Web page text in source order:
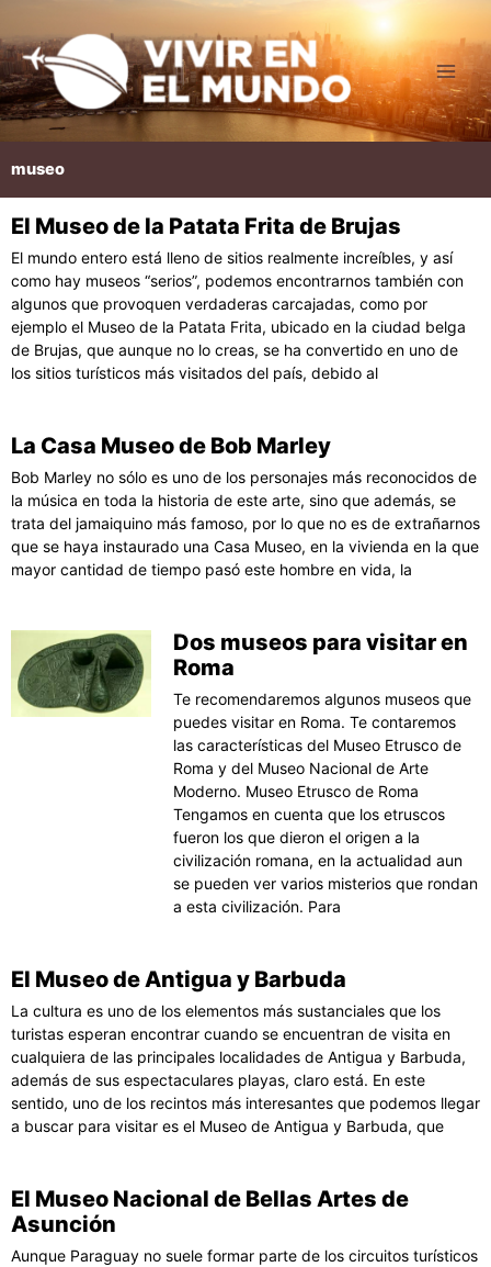
al
contenido
museo
El Museo de la Patata Frita de Brujas
El mundo entero está lleno de sitios realmente increíbles, y así
como hay museos “serios”, podemos encontrarnos también con
algunos que provoquen verdaderas carcajadas, como por
ejemplo el Museo de la Patata Frita, ubicado en la ciudad belga
de Brujas, que aunque no lo creas, se ha convertido en uno de
los sitios turísticos más visitados del país, debido al
La Casa Museo de Bob Marley
Bob Marley no sólo es uno de los personajes más reconocidos de
la música en toda la historia de este arte, sino que además, se
trata del jamaiquino más famoso, por lo que no es de extrañarnos
que se haya instaurado una Casa Museo, en la vivienda en la que
mayor cantidad de tiempo pasó este hombre en vida, la
Dos museos para visitar en
Roma
Te recomendaremos algunos museos que
puedes visitar en Roma. Te contaremos
las características del Museo Etrusco de
Roma y del Museo Nacional de Arte
Moderno. Museo Etrusco de Roma
Tengamos en cuenta que los etruscos
fueron los que dieron el origen a la
civilización romana, en la actualidad aun
se pueden ver varios misterios que rondan
a esta civilización. Para
El Museo de Antigua y Barbuda
La cultura es uno de los elementos más sustanciales que los
turistas esperan encontrar cuando se encuentran de visita en
cualquiera de las principales localidades de Antigua y Barbuda,
además de sus espectaculares playas, claro está. En este
sentido, uno de los recintos más interesantes que podemos llegar
a buscar para visitar es el Museo de Antigua y Barbuda, que
El Museo Nacional de Bellas Artes de
Asunción
Aunque Paraguay no suele formar parte de los circuitos turísticos
PáginaPáginaPáginaPáginaPágina